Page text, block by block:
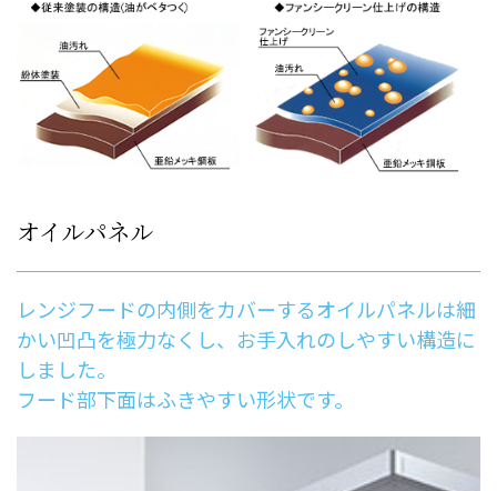
オイルパネル
レンジフードの内側をカバーするオイルパネルは細
かい凹凸を極力なくし、お手入れのしやすい構造に
しました。
フード部下面はふきやすい形状です。